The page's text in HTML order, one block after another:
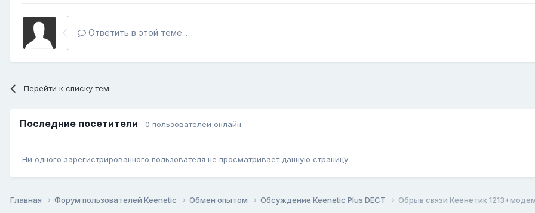
Ответить в этой теме...
Перейти к списку тем
Последние посетители 0 пользователей онлайн
Ни одного зарегистрированного пользователя не просматривает данную страницу
Главная Форум пользователей Keenetic Обмен опытом Обсуждение Keenetic Plus DECT Обрыв связи Кеенетик